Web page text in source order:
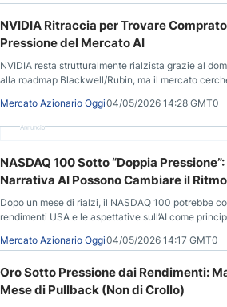
NVIDIA Ritraccia per Trovare
Pressione del Mercato AI
NVIDIA resta strutturalmente rialzista grazie al
alla roadmap Blackwell/Rubin, ma il mercato
dalla tenuta dei supporti.
Mercato Azionario Oggi04/05/2026 14:28 GMT0
Annuncio
NASDAQ 100 Sotto “Doppia
Narrativa AI Possono Cambiare il Ritmo
Dopo un mese di rialzi, il NASDAQ 100 potrebbe
rendimenti USA e le aspettative sull’AI come
Mercato Azionario Oggi04/05/2026 14:17 GMT0
Oro Sotto Pressione dai Rendimenti:
Mese di Pullback (Non di Crollo)